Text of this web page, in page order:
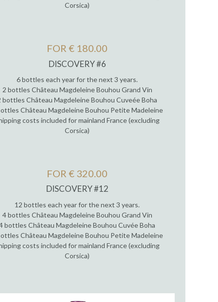
Corsica)
FOR € 180.00
DISCOVERY #6
6 bottles each year for the next 3 years.
2 bottles Château Magdeleine Bouhou Grand Vin
bottles Château Magdeleine Bouhou Cuveée Boha
Château Magdeleine Bouhou Petite Madeleine
costs included for mainland France (excluding
Corsica)
FOR € 320.00
DISCOVERY #12
12 bottles each year for the next 3 years.
4 bottles Château Magdeleine Bouhou Grand Vin
bottles Château Magdeleine Bouhou Cuvée Boha
Château Magdeleine Bouhou Petite Madeleine
costs included for mainland France (excluding
Corsica)